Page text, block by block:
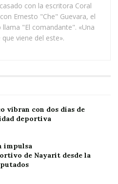
dos días de intensa
futuro deportivo de
Diputados
que no tiene las
que digamos,
una
sus productos
que en Europa;
gobiernos
peleles de su
con la escritora Coral
Ernesto "Che" Guevara, el
"El comandante". «Una
viene del este».
vibran con dos días de
deportiva
impulsa
de Nayarit desde la